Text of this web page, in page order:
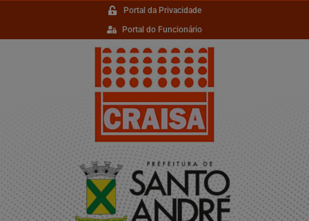
Portal da Privacidade
Portal do Funcionário